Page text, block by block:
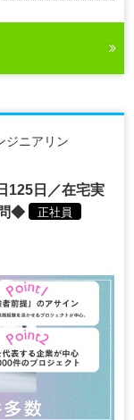
ニアリン
125日／在宅実
◆
正社員